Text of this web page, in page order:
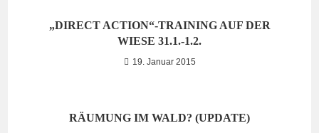
„DIRECT ACTION“-TRAINING AUF DER
WIESE 31.1.-1.2.
19. Januar 2015
RÄUMUNG IM WALD? (UPDATE)